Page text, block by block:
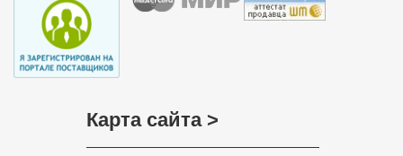
Карта сайта >